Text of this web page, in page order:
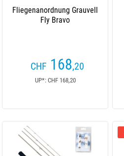
Fliegenanordnung Grauvell
Fly Bravo
CHF 168,20
UP*: CHF 168,20